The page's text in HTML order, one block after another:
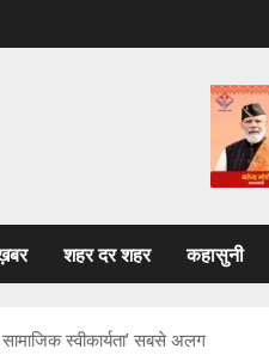
शहर दर शहर कहासुनी
स्वीकार्यता’ सबसे अलग